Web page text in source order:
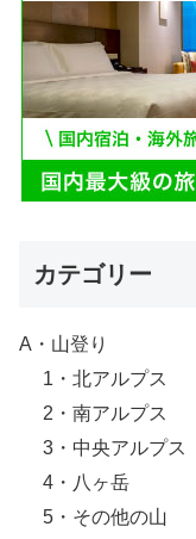
カテゴリー
A・山登り
1・北アルプス
2・南アルプス
3・中央アルプス
4・八ヶ岳
5・その他の山